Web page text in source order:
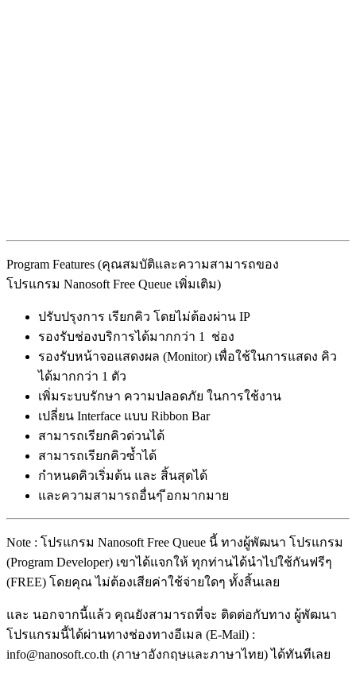
Program Features (คุณสมบัติและความสามารถของ
โปรแกรม Nanosoft Free Queue เพิ่มเติม)
ปรับปรุงการ เรียกคิว โดยไม่ต้องผ่าน IP
รองรับช่องบริการได้มากกว่า 1 ช่อง
รองรับหน้าจอแสดงผล (Monitor) เพื่อใช้ในการแสดง คิว
ได้มากกว่า 1 ตัว
เพิ่มระบบรักษา ความปลอดภัย ในการใช้งาน
เปลี่ยน Interface แบบ Ribbon Bar
สามารถเรียกคิวด่วนได้
สามารถเรียกคิวซ้ำได้
กำหนดคิวเริ่มต้น และ สิ้นสุดได้
และความสามารถอื่นๆ ีอกมากมาย
Note : โปรแกรม Nanosoft Free Queue นี้ ทางผู้พัฒนา โปรแกรม
(Program Developer) เขาได้แจกให้ ทุกท่านได้นำไปใช้กันฟรีๆ
(FREE) โดยคุณ ไม่ต้องเสียค่าใช้จ่ายใดๆ ทั้งสิ้นเลย
และ นอกจากนี้แล้ว คุณยังสามารถที่จะ ติดต่อกับทาง ผู้พัฒนา
โปรแกรมนี้ได้ผ่านทางช่องทางอีเมล (E-Mail) :
info@nanosoft.co.th (ภาษาอังกฤษและภาษาไทย) ได้ทันทีเลย